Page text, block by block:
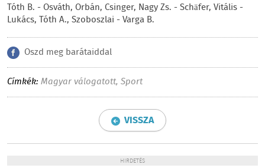
Tóth B. - Osváth, Orbán, Csinger, Nagy Zs. - Schäfer, Vitális -
Lukács, Tóth A., Szoboszlai - Varga B.
Oszd meg barátaiddal
Címkék: Magyar válogatott, Sport
VISSZA
HIRDETÉS